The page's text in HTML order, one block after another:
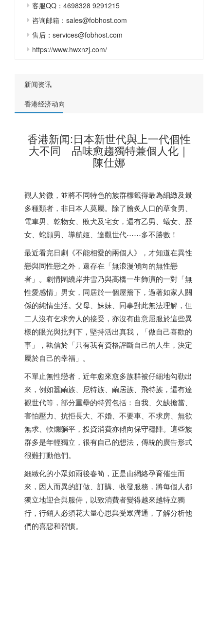
客服QQ：4698328 9291215
咨询邮箱：sales@fobhost.com
售后：services@fobhost.com
https://www.hwxnzj.com/
新闻资讯
香港经济动向
香港新闻:日本新世代與上一代個性
大不同 品味愈趨獨特兼個人化｜
陳仕娜
觀人於微，並將不同特色的族群標籤得最為細緻及最
多種類者，非日本人莫屬。除了膾炙人口的草食男、
電車男、乾物女、敗犬及宅女，還有乙男、蟻女、歷
女、蛇顔男、導航姬、達觀世代⋯⋯多不勝數！
最近看完日劇《不能相愛的兩個人》，才知道在異性
戀與同性戀之外，還存在「無浪漫傾向的無性戀
者」。劇情圍繞岸井雪乃與高橋一生飾演的一對「無
性愛感情」男女，同居於一個屋簷下，過著如家人關
係的純情生活。父母、妹妹、同事對此無法理解，但
二人沒有乞求旁人的接受，亦沒有曲意屈服於這些異
樣的眼光與批判下，堅持活出真我，「做自己喜歡的
事」，執信於「只有我有資格評斷自己的人生，決定
屬於自己的幸福」。
不單止無性戀者，近年愈來愈多族群被仔細地勾勒出
來，例如蠶繭族、尼特族、繭居族、飛特族，還有達
觀世代等，部分重壘的特質包括：自我、欠缺擔當、
害怕壓力、抗拒長大、不婚、不要車、不求房、無欲
無求、軟爛躺平，投資消費亦傾向保守穩陣。這些族
群多是年輕獨立，很有自己的想法，傳統的廣告形式
很難打動他們。
細緻化的小眾如雨後春筍，正是由網絡孕育催生而
來，因人而異的訂做、訂購、收發服務，將每個人都
獨立地迎合與服侍，以致消費者變得越來越特立獨
行，行銷人必須花大量心思與受眾溝通，了解分析他
們的喜惡和習慣。